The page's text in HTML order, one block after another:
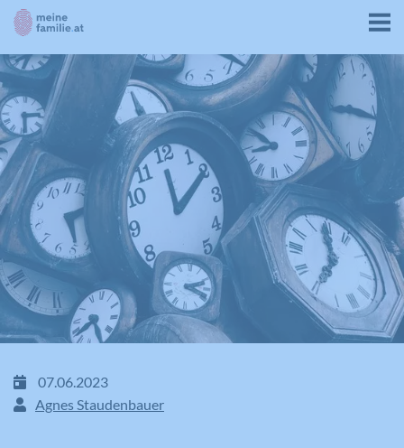
07.06.2023
Agnes Staudenbauer